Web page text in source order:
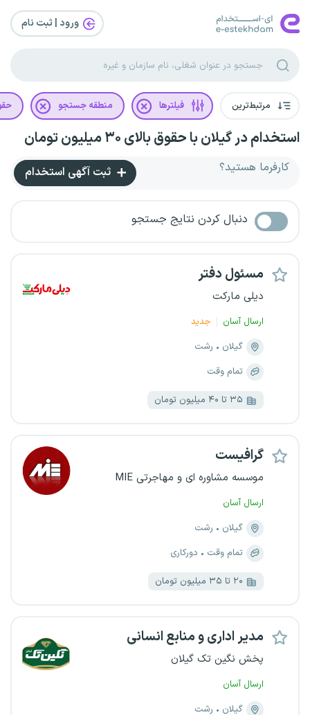
ورود | ثبت‌ نام
مرتبط‌ترین فیلترها منطقه جستجو
استخدام در گیلان با حقوق بالای ۳۰ میلیون تومان
کارفرما هستید؟ ثبت آگهی استخدام
دنبال کردن نتایج جستجو
مسئول دفتر
دیلی مارکت
ارسال آسان
جدید
گیلان
رشت
تمام وقت
۳۵ تا ۴۰ میلیون تومان
گرافیست
موسسه مشاوره ای و مهاجرتی MIE
ارسال آسان
گیلان
رشت
تمام وقت
دورکاری
۲۰ تا ۳۵ میلیون تومان
مدیر اداری و منابع انسانی
پخش نگین تک گیلان
ارسال آسان
گیلان
رشت